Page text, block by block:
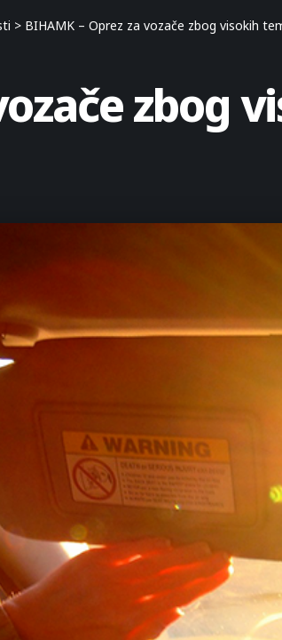
> BIHAMK – Oprez za vozače zbog visokih
zbog